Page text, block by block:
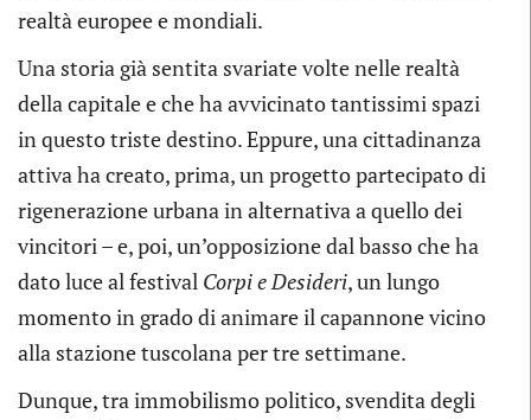
realtà europee e mondiali.
Una storia già sentita svariate volte nelle realtà
della capitale e che ha avvicinato tantissimi spazi
in questo triste destino. Eppure, una cittadinanza
attiva ha creato, prima, un progetto partecipato di
rigenerazione urbana in alternativa a quello dei
vincitori – e, poi, un’opposizione dal basso che ha
dato luce al festival Corpi e Desideri, un lungo
momento in grado di animare il capannone vicino
alla stazione tuscolana per tre settimane.
Dunque, tra immobilismo politico, svendita degli